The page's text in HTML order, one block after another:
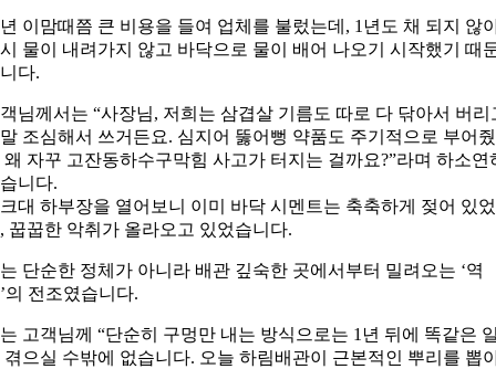
이맘때쯤 큰 비용을 들여 업체를 불렀는데, 1년도 채 되지 않
물이 내려가지 않고 바닥으로 물이 배어 나오기 시작했기 때
다.
님께서는 “사장님, 저희는 삼겹살 기름도 따로 다 닦아서 버리
조심해서 쓰거든요. 심지어 뚫어뻥 약품도 주기적으로 부어
왜 자꾸 고잔동하수구막힘 사고가 터지는 걸까요?”라며 하소연
니다.
대 하부장을 열어보니 이미 바닥 시멘트는 축축하게 젖어 있었
꿉꿉한 악취가 올라오고 있었습니다.
단순한 정체가 아니라 배관 깊숙한 곳에서부터 밀려오는 ‘역
의 전조였습니다.
고객님께 “단순히 구멍만 내는 방식으로는 1년 뒤에 똑같은
겪으실 수밖에 없습니다. 오늘 하림배관이 근본적인 뿌리를 뽑